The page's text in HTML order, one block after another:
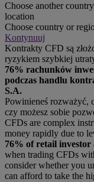
Choose another
location
Choose country or
Kontynuuj
Kontrakty CFD są
ryzykiem szybkiej
76% rachunków
podczas handlu
S.A.
Powinieneś rozważyć,
czy możesz sobie
CFDs are complex
money rapidly due to
76% of retail investor
when trading CFDs
consider whether you
can afford to take the